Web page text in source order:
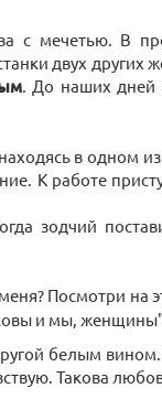
с мечетью. В
двух других
. До наших
в одном
К работе
зодчий
Посмотри на
и мы,
белым
Такова